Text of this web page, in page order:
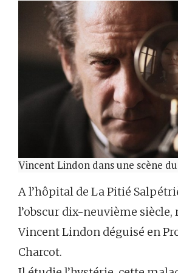
Vincent Lindon dans une scène
A l’hôpital de La Pitié
l’obscur dix-neuvième siècle,
Vincent Lindon déguisé en
Charcot.